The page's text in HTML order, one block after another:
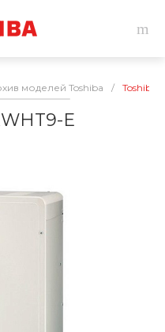
моделей Toshiba / Toshiba
E